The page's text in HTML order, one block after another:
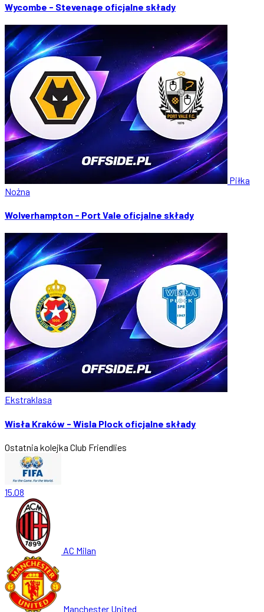
Wycombe - Stevenage oficjalne składy
Piłka
Nożna
Wolverhampton - Port Vale oficjalne składy
Ekstraklasa
Wisła Kraków - Wisla Plock oficjalne składy
Ostatnia kolejka Club Friendlies
15.08
AC Milan
Manchester United